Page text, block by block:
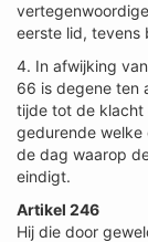
eerste lid, tevens
4. In afwijking
66 is degene ten
tijde tot de klacht
gedurende
de dag waarop
eindigt.
Artikel 246
Hij die door